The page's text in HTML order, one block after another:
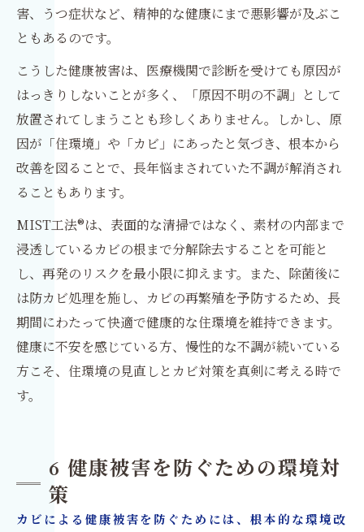
害、うつ症状など、精神的な健康にまで悪影響が及ぶこ
ともあるのです。
こうした健康被害は、医療機関で診断を受けても原因が
はっきりしないことが多く、「原因不明の不調」として
放置されてしまうことも珍しくありません。しかし、原
因が「住環境」や「カビ」にあったと気づき、根本から
改善を図ることで、長年悩まされていた不調が解消され
ることもあります。
MIST工法®は、表面的な清掃ではなく、素材の内部まで
浸透しているカビの根まで分解除去することを可能と
し、再発のリスクを最小限に抑えます。また、除菌後に
は防カビ処理を施し、カビの再繁殖を予防するため、長
期間にわたって快適で健康的な住環境を維持できます。
健康に不安を感じている方、慢性的な不調が続いている
方こそ、住環境の見直しとカビ対策を真剣に考える時で
す。
6 健康被害を防ぐための環境対
策
カビによる健康被害を防ぐためには、根本的な環境改